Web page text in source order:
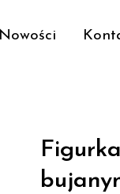
Nowości